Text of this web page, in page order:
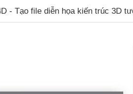
- Tạo file diễn họa kiến trúc 3D